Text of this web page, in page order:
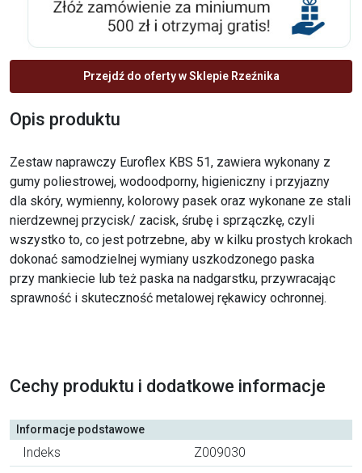
Przejdź do oferty w Sklepie Rzeźnika
Opis produktu
Zestaw naprawczy Euroflex KBS 51, zawiera wykonany z
gumy poliestrowej, wodoodporny, higieniczny i przyjazny
dla skóry, wymienny, kolorowy pasek oraz wykonane ze stali
nierdzewnej przycisk/ zacisk, śrubę i sprzączkę, czyli
wszystko to, co jest potrzebne, aby w kilku prostych krokach
dokonać samodzielnej wymiany uszkodzonego paska
przy mankiecie lub też paska na nadgarstku, przywracając
sprawność i skuteczność metalowej rękawicy ochronnej.
Cechy produktu i dodatkowe informacje
Informacje podstawowe
Indeks
Z009030